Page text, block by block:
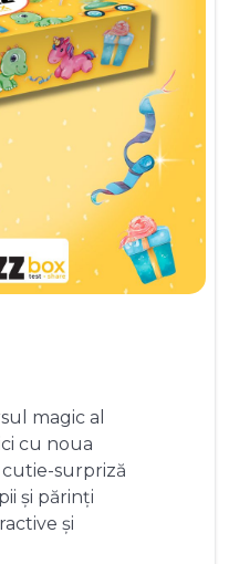
magic al
cu noua
cutie-surpriză
și părinți
și